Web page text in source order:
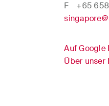
F
+65
Auf Google
Über unser